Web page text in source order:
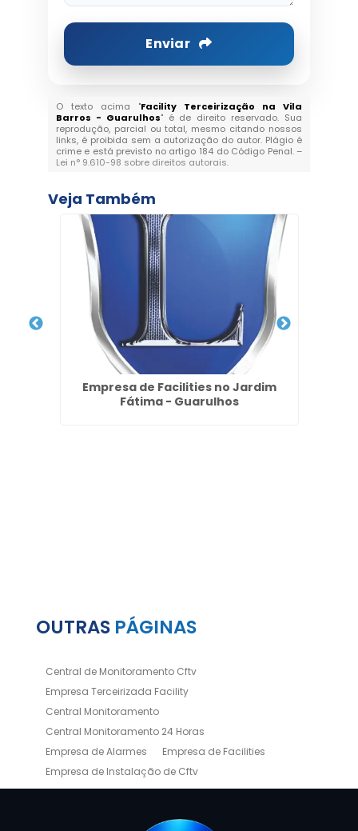
Enviar
O texto acima "Facility Terceirização na Vila
Barros - Guarulhos" é de direito reservado. Sua
reprodução, parcial ou total, mesmo citando nossos
links, é proibida sem a autorização do autor. Plágio é
crime e está previsto no artigo 184 do Código Penal. –
Lei n° 9.610-98 sobre direitos autorais.
Veja Também
Empresa de Facilities no Jardim
Fátima - Guarulhos
OUTRAS PÁGINAS
Central de Monitoramento Cftv
Empresa Terceirizada Facility
Central Monitoramento
Central Monitoramento 24 Horas
Empresa de Alarmes
Empresa de Facilities
Empresa de Instalação de Cftv
Empresa de Limpeza e Portaria